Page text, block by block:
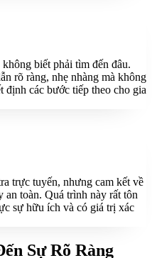
biết phải tìm đến đâu.
rõ ràng, nhẹ nhàng mà không
định các bước tiếp theo cho gia
trực tuyến, nhưng cam kết về
an toàn. Quá trình này rất tôn
sự hữu ích và có giá trị xác
Sự Rõ Ràng